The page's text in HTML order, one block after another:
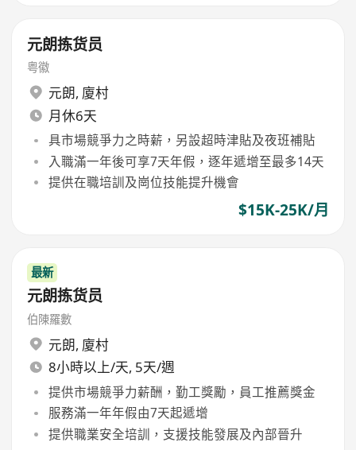
元朗拣货员
粤徽
元朗, 廈村
月休6天
具市場競爭力之時薪，另設超時津貼及夜班補貼
入職滿一年後可享7天年假，逐年遞增至最多14天
提供在職培訓及崗位技能提升機會
$15K-25K/月
最新
元朗拣货员
伯陳羅數
元朗, 廈村
8小時以上/天, 5天/週
提供市場競爭力薪酬，勤工獎勵，員工推薦獎金
服務滿一年年假由7天起遞增
提供職業安全培訓，支援技能發展及內部晉升